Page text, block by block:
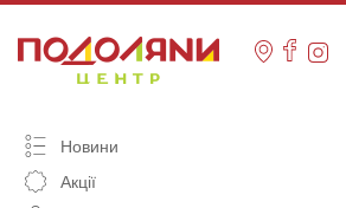
content
Новини
Акції